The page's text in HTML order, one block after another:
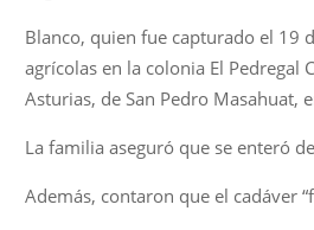
Blanco, quien fue capturado el 19
agrícolas en la colonia El Pedregal
Asturias, de San Pedro Masahuat,
La familia aseguró que se enteró
Además, contaron que el cadáver